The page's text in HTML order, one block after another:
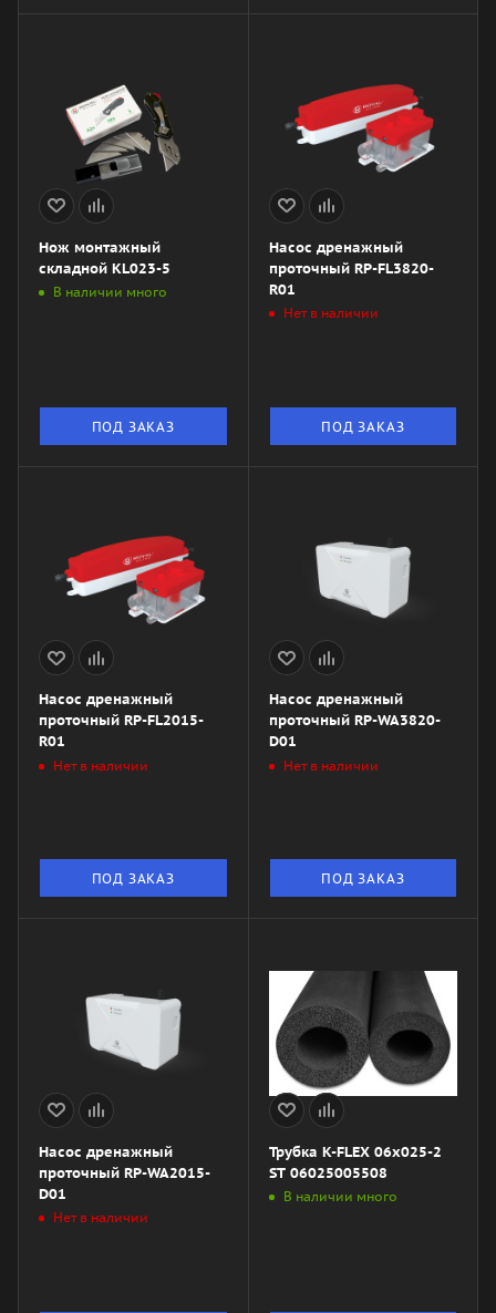
Нож монтажный
складной KL023-5
В наличии много
ПОД ЗАКАЗ
Насос дренажный
проточный RP-FL3820-
R01
Нет в наличии
ПОД ЗАКАЗ
Насос дренажный
проточный RP-FL2015-
R01
Нет в наличии
ПОД ЗАКАЗ
Насос дренажный
проточный RP-WA3820-
D01
Нет в наличии
ПОД ЗАКАЗ
Насос дренажный
проточный RP-WA2015-
D01
Нет в наличии
Трубка K-FLEX 06x025-2
ST 06025005508
В наличии много